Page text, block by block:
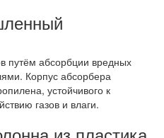
путём абсорбции вредных
Корпус абсорбера
устойчивого к
газов и влаги.